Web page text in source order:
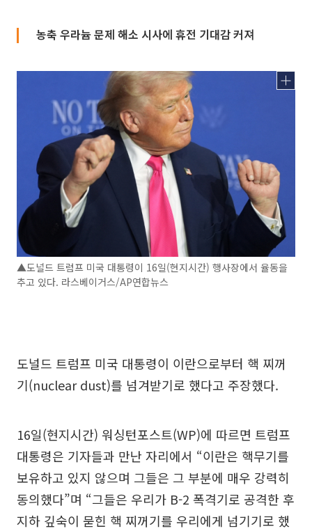
농축 우라늄 문제 해소 시사에 휴전 기대감 커져
▲도널드 트럼프 미국 대통령이 16일(현지시간) 행사장에서 율동을
추고 있다. 라스베이거스/AP연합뉴스
도널드 트럼프 미국 대통령이 이란으로부터 핵 찌꺼
기(nuclear dust)를 넘겨받기로 했다고 주장했다.
16일(현지시간) 워싱턴포스트(WP)에 따르면 트럼프
대통령은 기자들과 만난 자리에서 “이란은 핵무기를
보유하고 있지 않으며 그들은 그 부분에 매우 강력히
동의했다”며 “그들은 우리가 B-2 폭격기로 공격한 후
지하 깊숙이 묻힌 핵 찌꺼기를 우리에게 넘기기로 했